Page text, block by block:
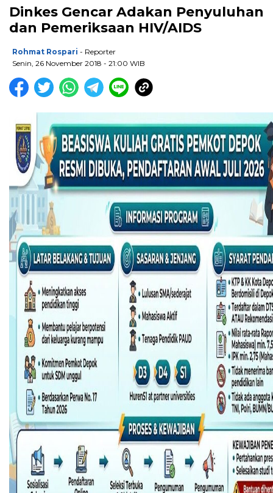
Dinkes Gencar Adakan Penyuluhan
dan Pemeriksaan HIV/AIDS
Rohmat Rospari - Reporter
Senin, 26 November 2018 - 21:00 WIB